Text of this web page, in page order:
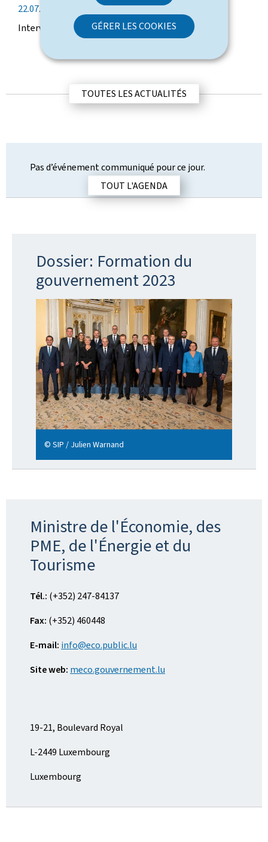
GÉRER LES COOKIES
t
i
d
a
t
i
22.07.2026
Interview avec Lex Delles dans Virgule
TOUTES LES ACTUALITÉS
Pas d’événement communiqué pour ce jour.
TOUT L'AGENDA
Dossier: Formation du
gouvernement 2023
© SIP / Julien Warnand
Ministre de l'Économie, des
PME, de l'Énergie et du
Tourisme
Tél.: (+352) 247-84137
Fax: (+352) 460448
E-mail: info@eco.public.lu
Site web: meco.gouvernement.lu
19-21, Boulevard Royal
L-2449 Luxembourg
Luxembourg